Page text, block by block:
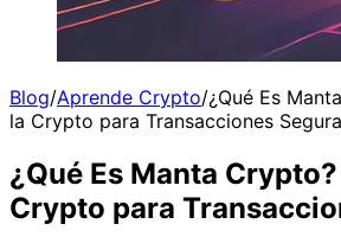
Blog/Aprende Crypto/¿Qué Es
la Crypto para Transacciones
¿Qué Es Manta
Crypto para